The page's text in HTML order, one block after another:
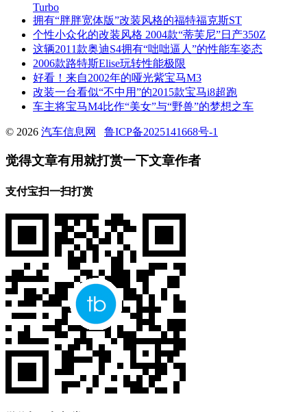
Turbo
拥有“胖胖宽体版”改装风格的福特福克斯ST
个性小众化的改装风格 2004款“蒂芙尼”日产350Z
这辆2011款奥迪S4拥有“咄咄逼人”的性能车姿态
2006款路特斯Elise玩转性能极限
好看！来自2002年的哑光紫宝马M3
改装一台看似“不中用”的2015款宝马i8超跑
车主将宝马M4比作“美女”与“野兽”的梦想之车
© 2026 汽车信息网 鲁ICP备2025141668号-1
觉得文章有用就打赏一下文章作者
支付宝扫一扫打赏